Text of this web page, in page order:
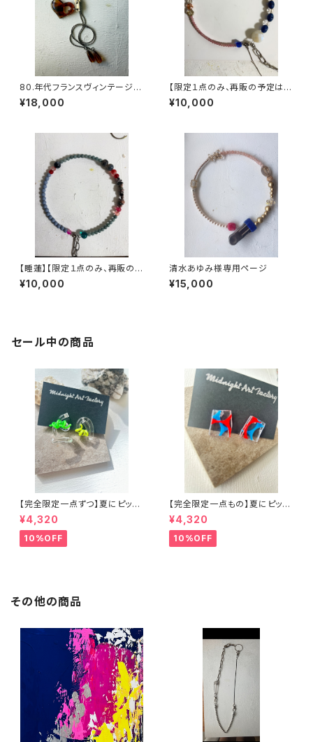
80.年代フランスヴィンテージ
ループタイハートネックレス
¥18,000
【限定１点のみ、再販の予定はあ
りません】ヴィンテージパーツで
作った丸型3wayネックレス【3
¥10,000
【睡蓮】【限定１点のみ、再販の予
定はありません】ヴィンテージパ
ーツで作った丸型3wayネック
¥10,000
清水あゆみ様専用ページ
¥15,000
セール中の商品
【完全限定一点ずつ】夏にピッタ
リウネウネアシンメトリーピアス
¥4,320
10%OFF
【完全限定一点もの】夏にピッタ
リアクリルアートピアス
¥4,320
10%OFF
その他の商品